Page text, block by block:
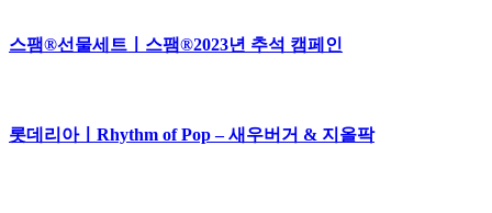
스팸®선물세트ㅣ스팸®2023년 추석 캠페인
롯데리아ㅣRhythm of Pop – 새우버거 & 지올팍